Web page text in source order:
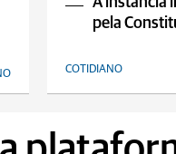
pela
COTIDIANO